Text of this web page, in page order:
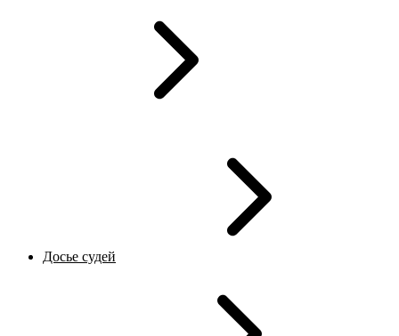
Досье судей